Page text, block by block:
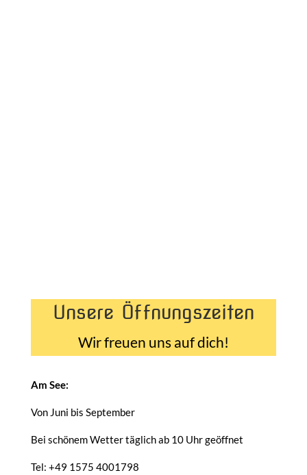
Unsere Öffnungszeiten
Wir freuen uns auf dich!
Am See:
Von Juni bis September
Bei schönem Wetter täglich ab 10 Uhr geöffnet
Tel: +49 1575 4001798